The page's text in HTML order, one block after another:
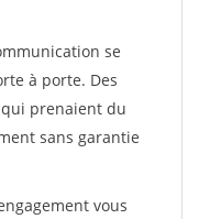
se
à porte. Des
prenaient du
sans garantie
vous